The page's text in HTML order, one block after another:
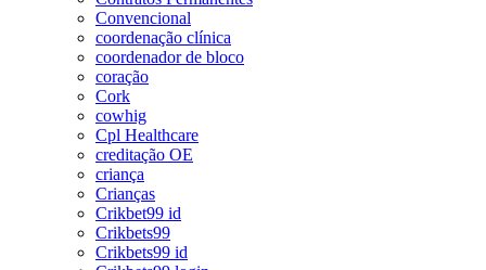
Convencional
coordenação clínica
coordenador de bloco
coração
Cork
cowhig
Cpl Healthcare
creditação OE
criança
Crianças
Crikbet99 id
Crikbets99
Crikbets99 id